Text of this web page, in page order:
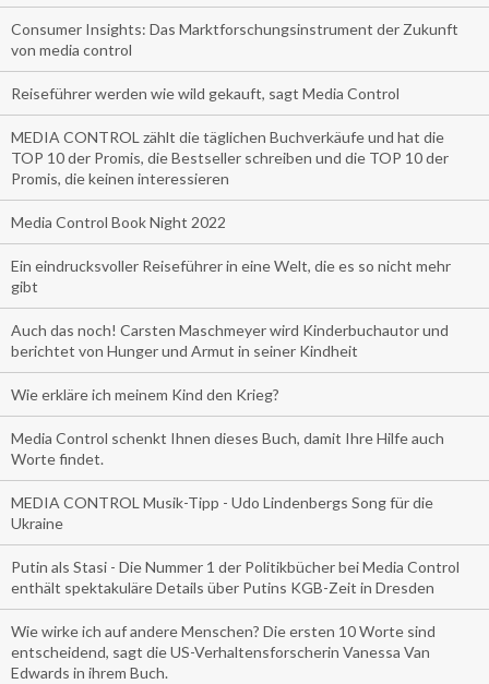
Consumer Insights: Das Marktforschungsinstrument der Zukunft
von media control
Reiseführer werden wie wild gekauft, sagt Media Control
MEDIA CONTROL zählt die täglichen Buchverkäufe und hat die
TOP 10 der Promis, die Bestseller schreiben und die TOP 10 der
Promis, die keinen interessieren
Media Control Book Night 2022
Ein eindrucksvoller Reiseführer in eine Welt, die es so nicht mehr
gibt
Auch das noch! Carsten Maschmeyer wird Kinderbuchautor und
berichtet von Hunger und Armut in seiner Kindheit
Wie erkläre ich meinem Kind den Krieg?
Media Control schenkt Ihnen dieses Buch, damit Ihre Hilfe auch
Worte findet.
MEDIA CONTROL Musik-Tipp - Udo Lindenbergs Song für die
Ukraine
Putin als Stasi - Die Nummer 1 der Politikbücher bei Media Control
enthält spektakuläre Details über Putins KGB-Zeit in Dresden
Wie wirke ich auf andere Menschen? Die ersten 10 Worte sind
entscheidend, sagt die US-Verhaltensforscherin Vanessa Van
Edwards in ihrem Buch.